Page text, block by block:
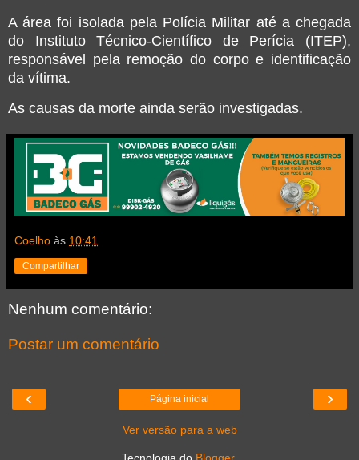
A área foi isolada pela Polícia Militar até a chegada
do Instituto Técnico-Científico de Perícia (ITEP),
responsável pela remoção do corpo e identificação
da vítima.
As causas da morte ainda serão investigadas.
Coelho às 10:41
Compartilhar
Nenhum comentário:
Postar um comentário
‹ ›
Página inicial
Ver versão para a web